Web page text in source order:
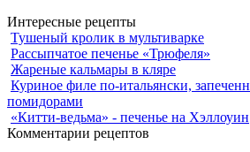
Интересные рецепты
Тушеный кролик в мультиварке
Рассыпчатое печенье «Трюфеля»
Жареные кальмары в кляре
Куриное филе по-итальянски,
помидорами
«Китти-ведьма» - печенье на Хэллоуин
Комментарии рецептов